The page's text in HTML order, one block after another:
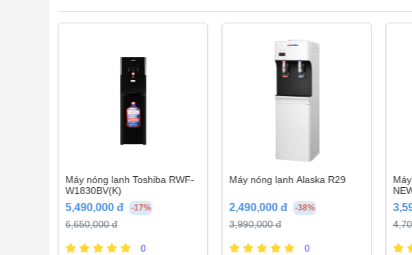
KG35A2 có công suất tổng 565 W, trong đó làm nóng 500W và
thụ điện trong 1 giờ là 0.565 kWh.
Công nghệ làm lạnh điện
nhiệt độ tốt.
Máy nóng lạnh Toshiba RWF-
W1830BV(K)
5,490,000 đ -17%
6,650,000 đ
0
Máy nóng lạnh Alaska R29
2,490,000 đ -38%
3,990,000 đ
0